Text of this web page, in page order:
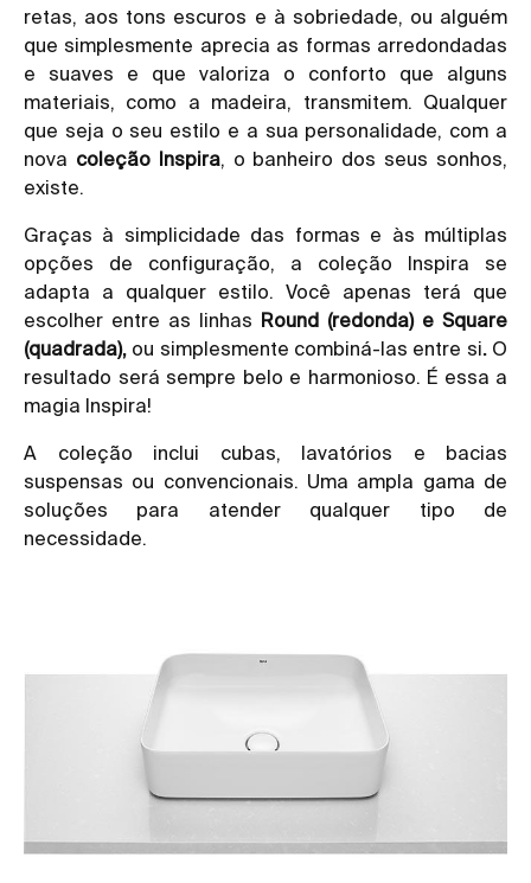
retas, aos tons escuros e à sobriedade, ou alguém
que simplesmente aprecia as formas arredondadas
e suaves e que valoriza o conforto que alguns
materiais, como a madeira, transmitem. Qualquer
que seja o seu estilo e a sua personalidade, com a
nova coleção Inspira, o banheiro dos seus sonhos,
existe.
Graças à simplicidade das formas e às múltiplas
opções de configuração, a coleção Inspira se
adapta a qualquer estilo. Você apenas terá que
escolher entre as linhas Round (redonda) e Square
(quadrada), ou simplesmente combiná-las entre si O
resultado será sempre belo e harmonioso. É essa a
magia Inspira!
A coleção inclui cubas, lavatórios e bacias
suspensas ou convencionais. Uma ampla gama de
soluções para atender qualquer tipo de
necessidade.